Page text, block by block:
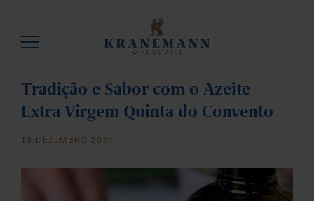
Tradição e Sabor com o Azeite
Extra Virgem Quinta do Convento
18 DEZEMBRO 2024